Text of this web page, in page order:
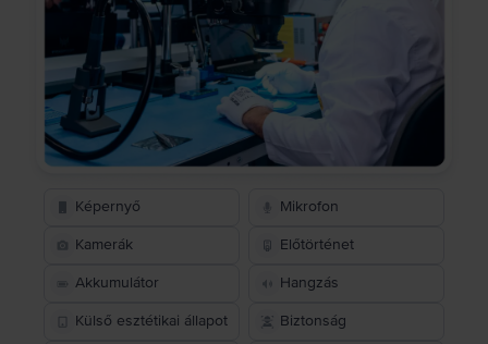
Képernyő Mikrofon
Kamerák Előtörténet
Akkumulátor Hangzás
Külső esztétikai állapot Biztonság